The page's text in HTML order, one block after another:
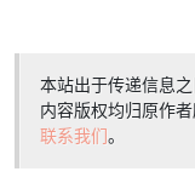
本站出于传递信息
内容版权均归原作
联系我们。